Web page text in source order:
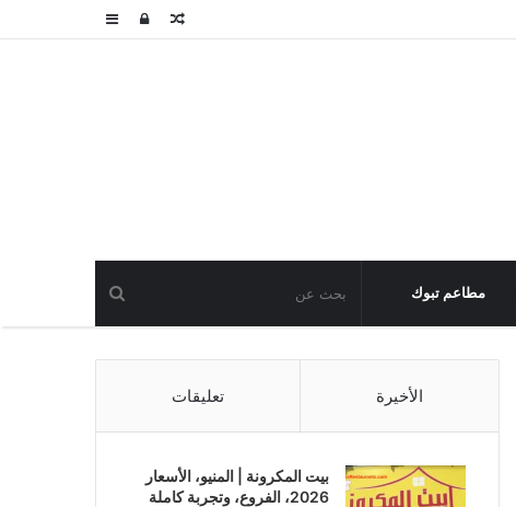
عمودتسجيلمقال
مطاعم تبوك
الأخيرة تعليقات
بيت المكرونة | المنيو، الأسعار
2026، الفروع، وتجربة كاملة